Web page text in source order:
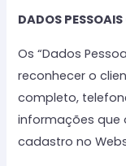
DADOS
Os “Dados
reconhecer o
completo,
informações que
cadastro no